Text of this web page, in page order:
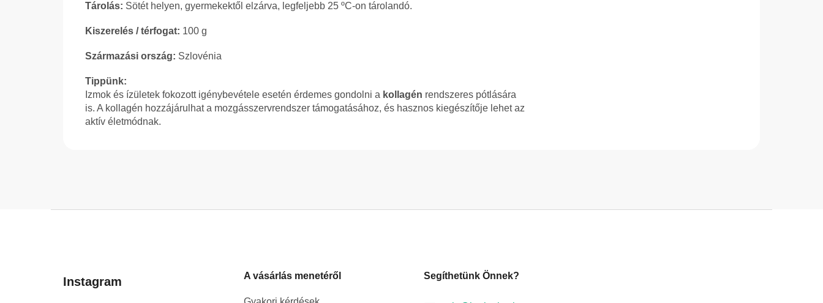
Tárolás: Sötét helyen, gyermekektől elzárva, legfeljebb 25 ºC-on tárolandó.
Kiszerelés / térfogat: 100 g
Származási ország: Szlovénia
Tippünk:
Izmok és ízületek fokozott igénybevétele esetén érdemes gondolni a kollagén rendszeres pótlására
is. A kollagén hozzájárulhat a mozgásszervrendszer támogatásához, és hasznos kiegészítője lehet az
aktív életmódnak.
Instagram A vásárlás menetéről Segíthetünk Önnek?